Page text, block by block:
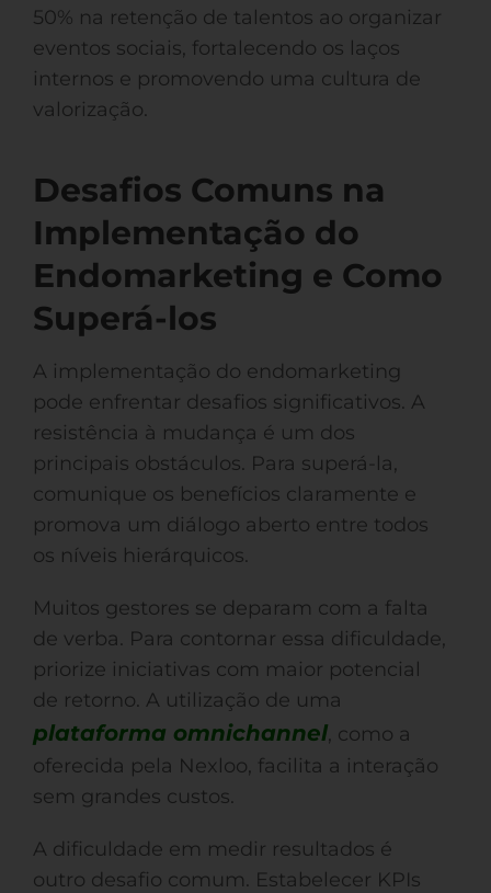
50% na retenção de talentos ao organizar
eventos sociais, fortalecendo os laços
internos e promovendo uma cultura de
valorização.
Desafios Comuns na
Implementação do
Endomarketing e Como
Superá-los
A implementação do endomarketing
pode enfrentar desafios significativos. A
resistência à mudança é um dos
principais obstáculos. Para superá-la,
comunique os benefícios claramente e
promova um diálogo aberto entre todos
os níveis hierárquicos.
Muitos gestores se deparam com a falta
de verba. Para contornar essa dificuldade,
priorize iniciativas com maior potencial
de retorno. A utilização de uma
plataforma omnichannel, como a
oferecida pela Nexloo, facilita a interação
sem grandes custos.
A dificuldade em medir resultados é
outro desafio comum. Estabelecer KPIs